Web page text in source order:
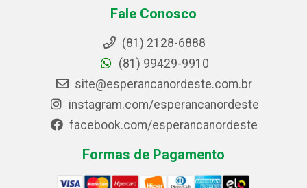
Fale Conosco
(81) 2128-6888
(81) 99429-9910
site@esperancanordeste.com.br
instagram.com/esperancanordeste
facebook.com/esperancanordeste
Formas de Pagamento